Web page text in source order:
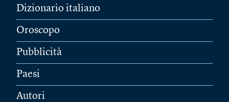
Dizionario italiano
Oroscopo
Pubblicità
Paesi
Autori